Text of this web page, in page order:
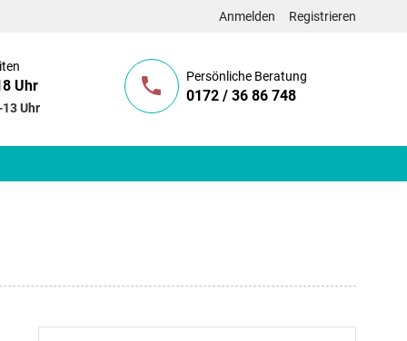
Anmelden Registrieren
Uhr
Uhr
Persönliche Beratung
0172 / 36 86 748